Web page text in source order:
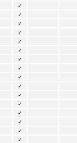
✓
✓
✓
✓
✓
✓
✓
✓
✓
✓
✓
✓
✓
✓
✓
✓